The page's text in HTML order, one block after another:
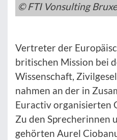
© FTI Vonsulting
Vertreter der
britischen Mission bei
Wissenschaft,
nahmen an der in
Euractiv organisierten
Zu den Sprecherinnen
gehörten Aurel